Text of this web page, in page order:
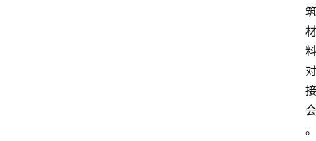
筑
材
料
对
接
会
。